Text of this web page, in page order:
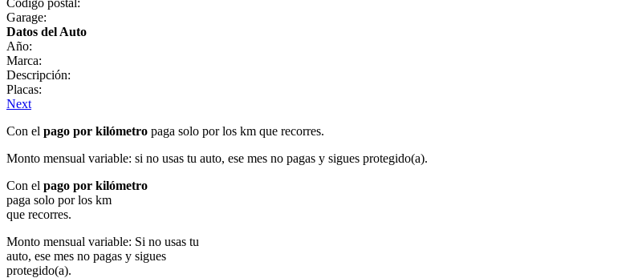
Garage:
Datos del Auto
Año:
Marca:
Descripción:
Placas:
Next
Con el pago por kilómetro paga solo por los km que recorres.
Monto mensual variable: si no usas tu auto, ese mes no pagas y sigues protegido(a).
Con el pago por kilómetro
paga solo por los km
que recorres.
Monto mensual variable: Si no usas tu
auto, ese mes no pagas y sigues
protegido(a).